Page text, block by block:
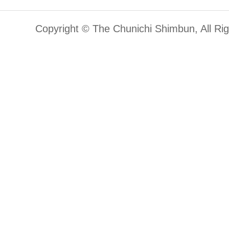
Copyright © The Chunichi Shimbun, All